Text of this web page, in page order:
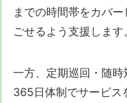
までの時間帯をカバ
ごせるよう支援します。
一方、定期巡回・随
365日体制でサービス